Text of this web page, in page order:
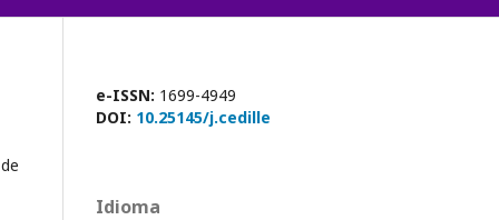
e-ISSN: 1699-4949
DOI: 10.25145/j.cedille
Idioma